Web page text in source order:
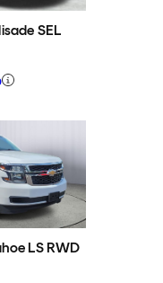
SEL
LS RWD